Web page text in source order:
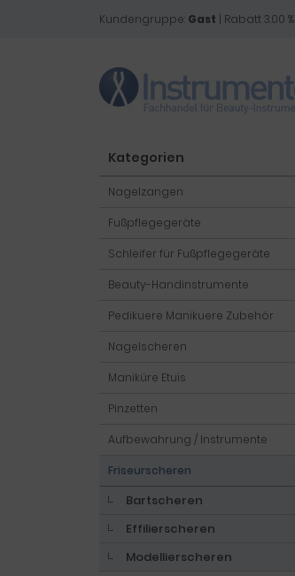
Kundengruppe: Gast | Rabatt 3.00 %
Kategorien
Nagelzangen
Fußpflegegeräte
Schleifer für Fußpflegegeräte
Beauty-Handinstrumente
Pedikuere Manikuere Zubehör
Nagelscheren
Maniküre Etuis
Pinzetten
Aufbewahrung / Instrumente
Friseurscheren
Bartscheren
Effilierscheren
Modellierscheren